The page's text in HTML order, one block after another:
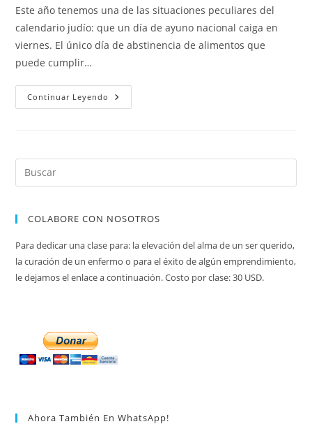
entrada:
la
entrada:
Este año tenemos una de las situaciones peculiares del
calendario judío: que un día de ayuno nacional caiga en
viernes. El único día de abstinencia de alimentos que
puede cumplir…
Continuar Leyendo Guía
Rápida
COLABORE CON NOSOTROS
Para dedicar una clase para: la elevación del alma de un ser querido,
la curación de un enfermo o para el éxito de algún emprendimiento,
le dejamos el enlace a continuación. Costo por clase: 30 USD.
Ahora También En WhatsApp!